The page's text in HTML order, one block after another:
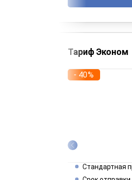
Тариф Эконом
- 40%
Стандартная